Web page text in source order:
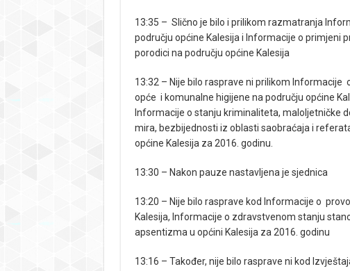
13:35 – Slično je bilo i prilikom razmatranja
području općine Kalesija i Informacije o primjeni
porodici na području općine Kalesija
13:32 – Nije bilo rasprave ni prilikom
opće i komunalne higijene na području općine
Informacije o stanju kriminaliteta, maloljetničke
mira, bezbijednosti iz oblasti saobraćaja i
općine Kalesija za 2016. godinu.
13:30 – Nakon pauze nastavljena je sjednica
13:20 – Nije bilo rasprave kod Informacije o
Kalesija, Informacije o zdravstvenom stanju
apsentizma u općini Kalesija za 2016. godinu
13:16 – Također, nije bilo rasprave ni kod